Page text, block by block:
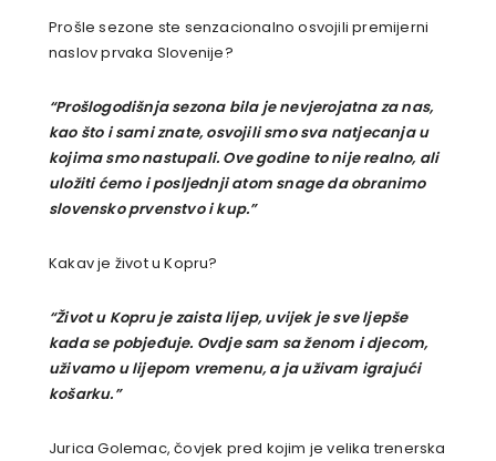
Prošle sezone ste senzacionalno osvojili premijerni
naslov prvaka Slovenije?
“Prošlogodišnja sezona bila je nevjerojatna za nas,
kao što i sami znate, osvojili smo sva natjecanja u
kojima smo nastupali. Ove godine to nije realno, ali
uložiti ćemo i posljednji atom snage da obranimo
slovensko prvenstvo i kup.”
Kakav je život u Kopru?
“Život u Kopru je zaista lijep, uvijek je sve ljepše
kada se pobjeđuje. Ovdje sam sa ženom i djecom,
uživamo u lijepom vremenu, a ja uživam igrajući
košarku.”
Jurica Golemac, čovjek pred kojim je velika trenerska